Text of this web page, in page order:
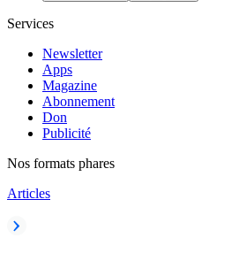
Services
Newsletter
Apps
Magazine
Abonnement
Don
Publicité
Nos formats phares
Articles